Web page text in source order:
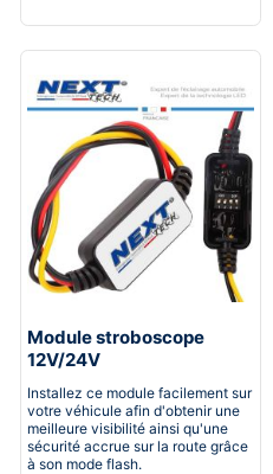
Module stroboscope
12V/24V
Installez ce module facilement sur
votre véhicule afin d'obtenir une
meilleure visibilité ainsi qu'une
sécurité accrue sur la route grâce
à son mode flash.